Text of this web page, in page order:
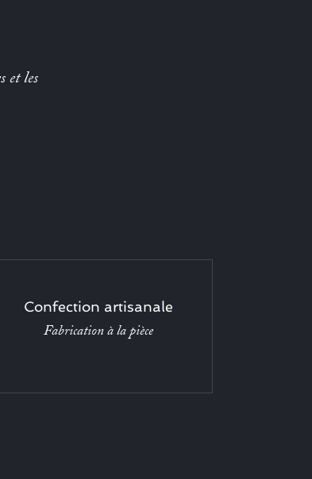
et les
Confection artisanale
Fabrication à la pièce